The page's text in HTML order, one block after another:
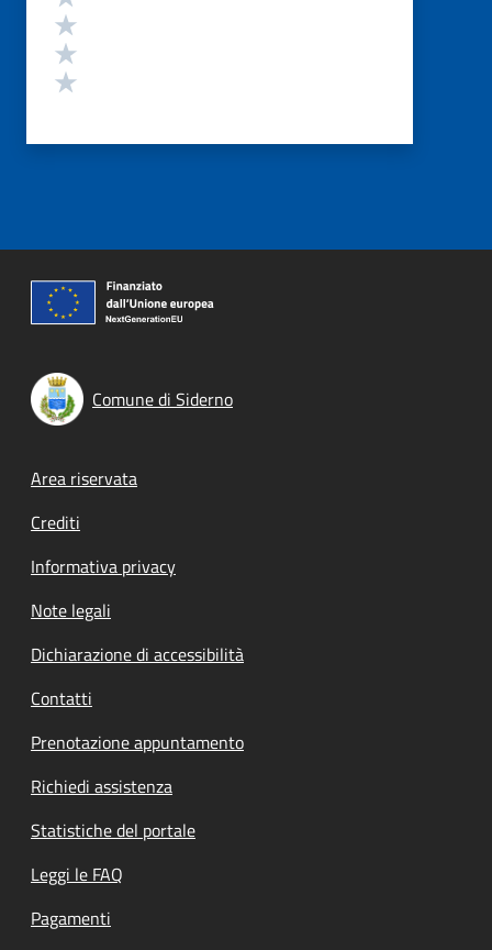
Comune di Siderno
Footer menu
Area riservata
Crediti
Informativa privacy
Note legali
Dichiarazione di accessibilità
Contatti
Prenotazione appuntamento
Richiedi assistenza
Statistiche del portale
Leggi le FAQ
Pagamenti